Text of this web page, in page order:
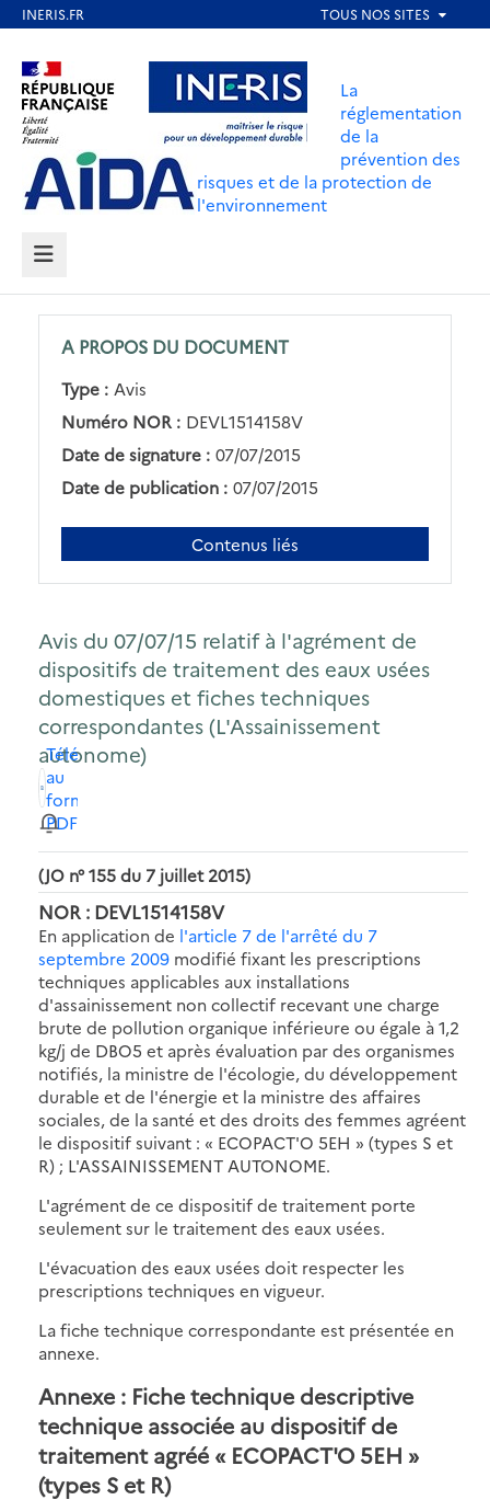
contenu
principal
Aller au contenu Aller au menu
Aller au pied de page
La
réglementation
de la
prévention des
risques et de la protection de
l'environnement
MENU
A PROPOS DU DOCUMENT
Type : Avis
Numéro NOR : DEVL1514158V
Date de signature : 07/07/2015
Date de publication : 07/07/2015
Contenus liés
Avis du 07/07/15 relatif à l'agrément de
dispositifs de traitement des eaux usées
domestiques et fiches techniques
correspondantes (L'Assainissement
autonome)
Télécharger
au
format
PDF
(JO n° 155 du 7 juillet 2015)
NOR : DEVL1514158V
En application de l'article 7 de l'arrêté du 7
septembre 2009 modifié fixant les prescriptions
techniques applicables aux installations
d'assainissement non collectif recevant une charge
brute de pollution organique inférieure ou égale à 1,2
kg/j de DBO5 et après évaluation par des organismes
notifiés, la ministre de l'écologie, du développement
durable et de l'énergie et la ministre des affaires
sociales, de la santé et des droits des femmes agréent
le dispositif suivant : « ECOPACT'O 5EH » (types S et
R) ; L'ASSAINISSEMENT AUTONOME.
L'agrément de ce dispositif de traitement porte
seulement sur le traitement des eaux usées.
L'évacuation des eaux usées doit respecter les
prescriptions techniques en vigueur.
La fiche technique correspondante est présentée en
annexe.
Annexe : Fiche technique descriptive
technique associée au dispositif de
traitement agréé « ECOPACT'O 5EH »
(types S et R)